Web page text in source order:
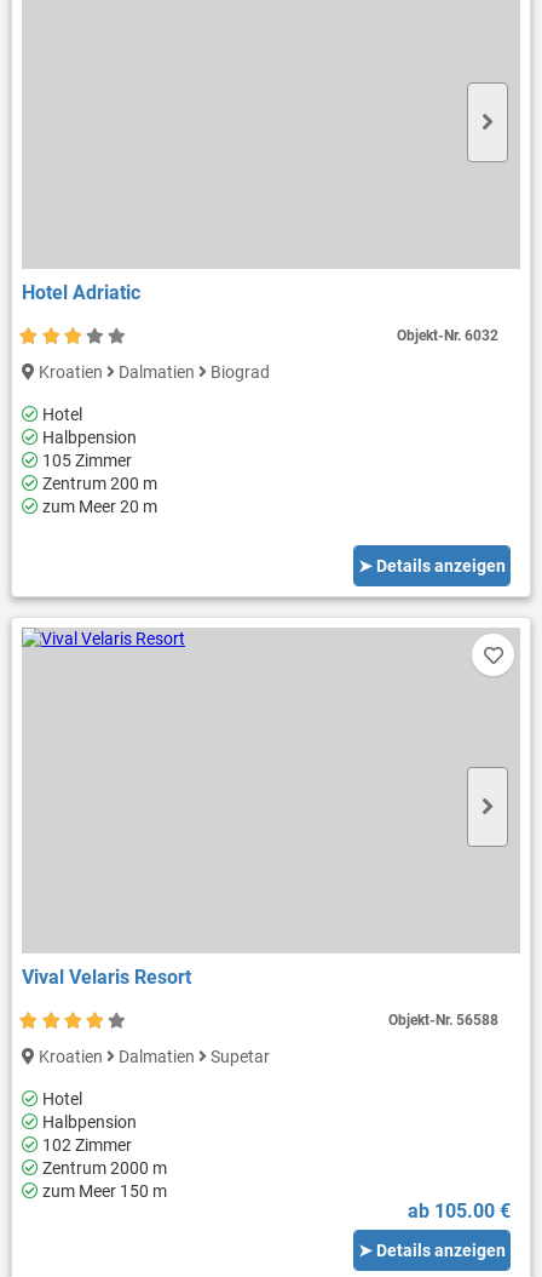
Hotel Adriatic
Kroatien Dalmatien Biograd
Hotel
Halbpension
105 Zimmer
Zentrum 200 m
zum Meer 20 m
➤ Details anzeigen
Objekt-Nr.6032
Vival Velaris Resort
Kroatien Dalmatien Supetar
Hotel
Halbpension
102 Zimmer
Zentrum 2000 m
zum Meer 150 m
ab 105.00 €
➤ Details anzeigen
Objekt-Nr.56588